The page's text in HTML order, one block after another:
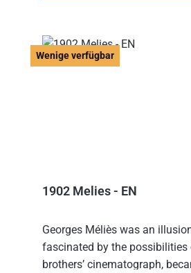
Wenige verfügbar
1902 Melies - EN
Georges Méliès was an
fascinated by the possibilities
brothers’ cinematograph,